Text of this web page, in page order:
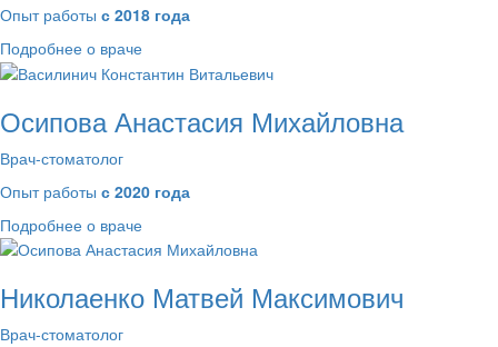
Опыт работы с 2018 года
Подробнее о враче
Осипова Анастасия Михайловна
Врач-стоматолог
Опыт работы с 2020 года
Подробнее о враче
Николаенко Матвей Максимович
Врач-стоматолог